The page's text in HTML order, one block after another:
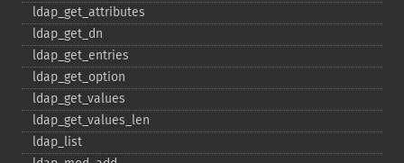
ldap_​get_​attributes
ldap_​get_​dn
ldap_​get_​entries
ldap_​get_​option
ldap_​get_​values
ldap_​get_​values_​len
ldap_​list